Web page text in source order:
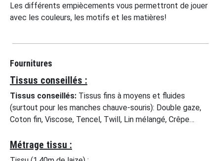
Les différents empiècements vous permettront de jouer
avec les couleurs, les motifs et les matières!
Fournitures
Tissus conseillés :
Tissus conseillés: Tissus fins à moyens et fluides
(surtout pour les manches chauve-souris): Double gaze,
Coton fin, Viscose, Tencel, Twill, Lin mélangé, Crêpe…
Métrage tissu :